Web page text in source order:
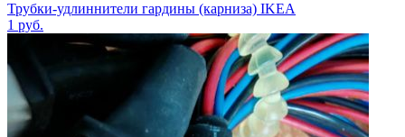
Трубки-удлиннители гардины (карниза) IKEA
1 руб.